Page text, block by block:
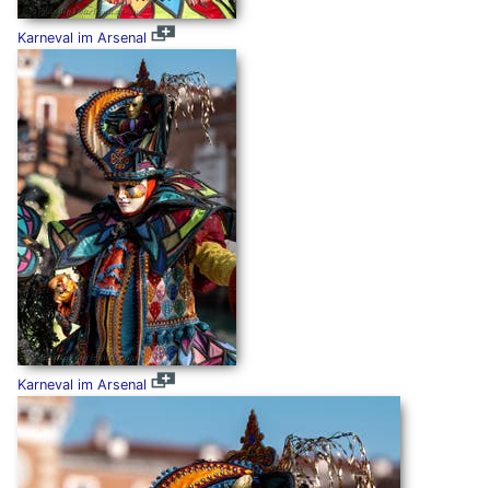
Karneval im Arsenal
Karneval im Arsenal